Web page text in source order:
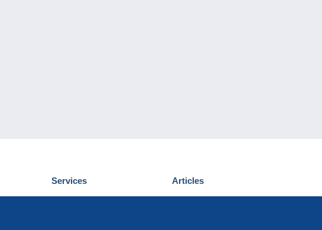
Services
Découvrir Delcampe
Articles